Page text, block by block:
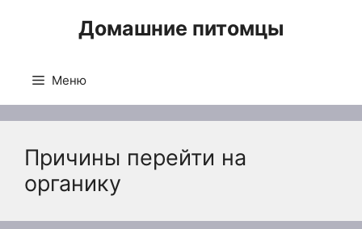
Домашние питомцы
Меню
Причины перейти на
органику